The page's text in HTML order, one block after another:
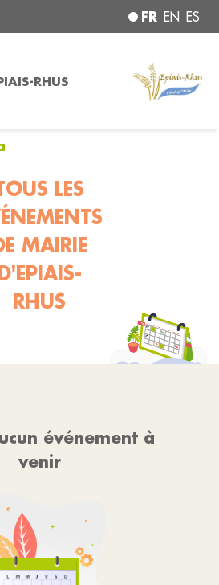
FR EN ES
RHUS
LES
MAIRIE
RHUS
événement à
venir